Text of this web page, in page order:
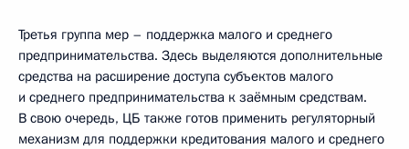
Третья группа мер – поддержка малого и среднего
предпринимательства. Здесь выделяются дополнительные
средства на расширение доступа субъектов малого
и среднего предпринимательства к заёмным средствам.
В свою очередь, ЦБ также готов применить регуляторный
механизм для поддержки кредитования малого и среднего